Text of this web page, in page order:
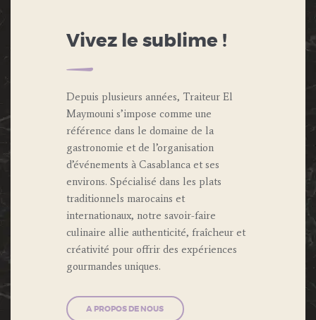
Vivez le sublime !
Depuis plusieurs années, Traiteur El
Maymouni s’impose comme une
référence dans le domaine de la
gastronomie et de l’organisation
d’événements à Casablanca et ses
environs. Spécialisé dans les plats
traditionnels marocains et
internationaux, notre savoir-faire
culinaire allie authenticité, fraîcheur et
créativité pour offrir des expériences
gourmandes uniques.
A PROPOS DE NOUS